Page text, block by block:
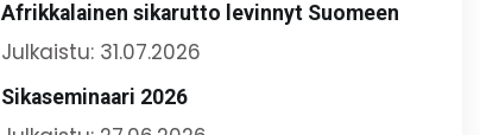
Afrikkalainen sikarutto levinnyt Suomeen
Julkaistu: 31.07.2026
Sikaseminaari 2026